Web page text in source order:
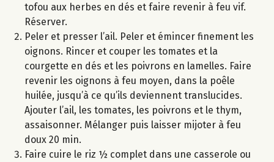
tofou aux herbes en dés et faire revenir à feu vif.
Réserver.
Peler et presser l’ail. Peler et émincer finement les
oignons. Rincer et couper les tomates et la
courgette en dés et les poivrons en lamelles. Faire
revenir les oignons à feu moyen, dans la poêle
huilée, jusqu’à ce qu’ils deviennent translucides.
Ajouter l’ail, les tomates, les poivrons et le thym,
assaisonner. Mélanger puis laisser mijoter à feu
doux 20 min.
Faire cuire le riz ½ complet dans une casserole ou